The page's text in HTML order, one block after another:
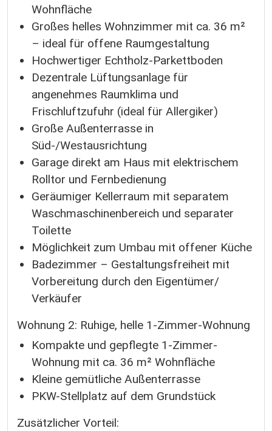
Wohnfläche
Großes helles Wohnzimmer mit ca. 36 m²
– ideal für offene Raumgestaltung
Hochwertiger Echtholz-Parkettboden
Dezentrale Lüftungsanlage für
angenehmes Raumklima und
Frischluftzufuhr (ideal für Allergiker)
Große Außenterrasse in
Süd-/Westausrichtung
Garage direkt am Haus mit elektrischem
Rolltor und Fernbedienung
Geräumiger Kellerraum mit separatem
Waschmaschinenbereich und separater
Toilette
Möglichkeit zum Umbau mit offener Küche
Badezimmer – Gestaltungsfreiheit mit
Vorbereitung durch den Eigentümer/
Verkäufer
Wohnung 2: Ruhige, helle 1-Zimmer-Wohnung
Kompakte und gepflegte 1-Zimmer-
Wohnung mit ca. 36 m² Wohnfläche
Kleine gemütliche Außenterrasse
PKW-Stellplatz auf dem Grundstück
Zusätzlicher Vorteil: